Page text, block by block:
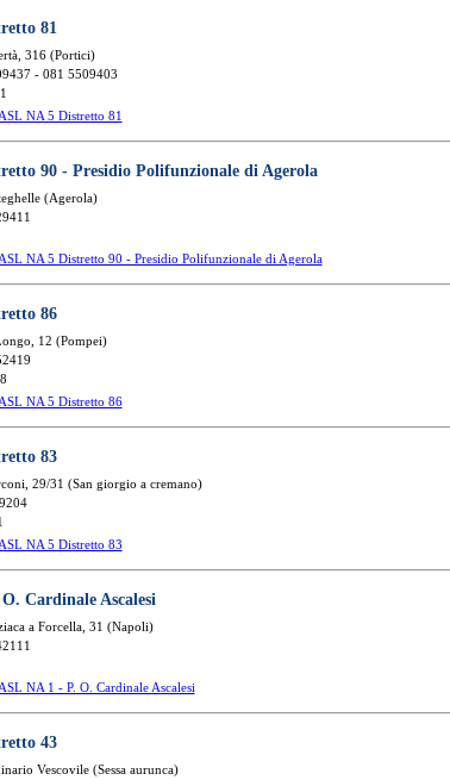
81
316 (Portici)
- 081 5509403
ASL NA 5 Distretto 81
90 - Presidio Polifunzionale di Agerola
(Agerola)
ASL NA 5 Distretto 90 - Presidio Polifunzionale di Agerola
86
12 (Pompei)
ASL NA 5 Distretto 86
83
29/31 (San giorgio a cremano)
ASL NA 5 Distretto 83
Cardinale Ascalesi
a Forcella, 31 (Napoli)
ASL NA 1 - P. O. Cardinale Ascalesi
43
Vescovile (Sessa aurunca)